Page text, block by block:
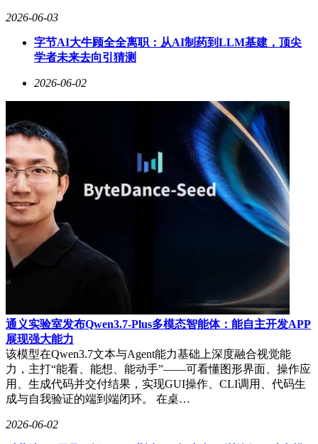
的K40以1400Pa吸力与低噪音设计见长，防跌落功能使其适用
于复杂家居环境；云鲸J5Max则专注拖地场景，其AI单目感知
效果，尤其适合对地面洁净度要求较高的用户。
选购时需结合家庭实际需求。有宠物或长发成员的家庭应优先
选择防缠绕设计的机型；大户型用户需关注续航能力与自动回
充功能；若对拖地效果有较高要求，可侧重考察拖布清洁方式
与水渍控制技术。智能交互功能如手机APP远程控制、语音指
令等，也能大幅提升使用便利性。
2026-06-03
字节AI大牛顾全全离职：从AI制药到LLM基建，顶尖
学者未来去向引猜测
2026-06-02
通义实验室发布Qwen3.7-Plus多模态智能体：能自主开发APP
展现强大能力
该模型在Qwen3.7文本与Agent能力基础上深度融合视觉能
力，主打“能看、能想、能动手”——可看懂图形界面、操作应
用、生成代码并交付结果，实现GUI操作、CLI调用、代码生
成与自我验证的端到端闭环。 在桌…
2026-06-02